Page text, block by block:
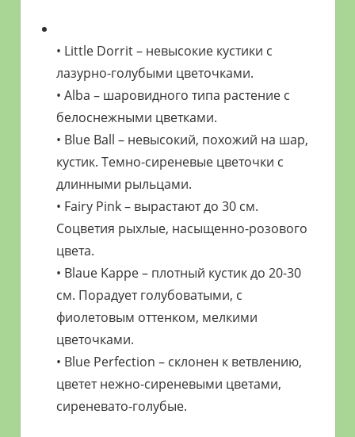
• Little Dorrit – невысокие кустики с
лазурно-голубыми цветочками.
• Alba – шаровидного типа растение с
белоснежными цветками.
• Blue Ball – невысокий, похожий на шар,
кустик. Темно-сиреневые цветочки с
длинными рыльцами.
• Fairy Pink – вырастают до 30 см.
Соцветия рыхлые, насыщенно-розового
цвета.
• Blaue Kappe – плотный кустик до 20-30
см. Порадует голубоватыми, с
фиолетовым оттенком, мелкими
цветочками.
• Blue Perfection – склонен к ветвлению,
цветет нежно-сиреневыми цветами,
сиреневато-голубые.